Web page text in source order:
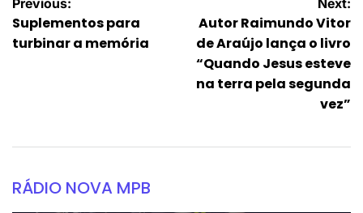
Previous:
Suplementos para
turbinar a memória
Next:
Autor Raimundo Vitor
de Araújo lança o livro
“Quando Jesus esteve
na terra pela segunda
vez”
RÁDIO NOVA MPB